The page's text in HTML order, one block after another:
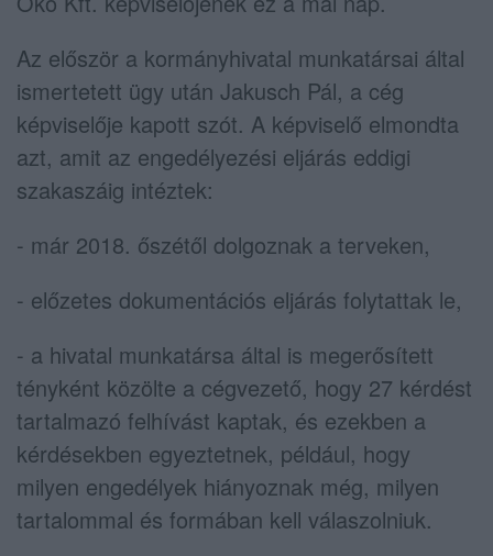
Az először a kormányhivatal munkatársai által
ismertetett ügy után Jakusch Pál, a cég
képviselője kapott szót. A képviselő elmondta
azt, amit az engedélyezési eljárás eddigi
szakaszáig intéztek:
- már 2018. őszétől dolgoznak a terveken,
- előzetes dokumentációs eljárás folytattak le,
- a hivatal munkatársa által is megerősített
tényként közölte a cégvezető, hogy 27 kérdést
tartalmazó felhívást kaptak, és ezekben a
kérdésekben egyeztetnek, például, hogy
milyen engedélyek hiányoznak még, milyen
tartalommal és formában kell válaszolniuk.